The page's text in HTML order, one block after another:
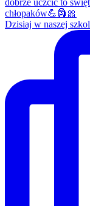
Dzisiaj w naszej